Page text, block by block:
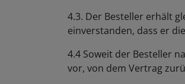
4.3. Der Besteller erhält
einverstanden, dass er
4.4 Soweit der Besteller
vor, von dem Vertrag